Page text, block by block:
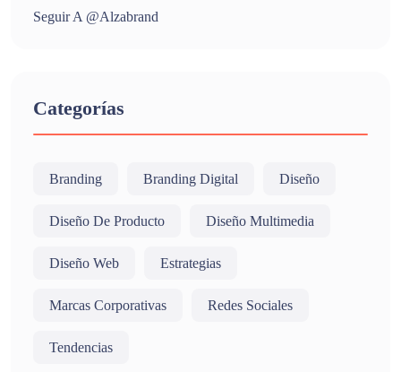
Seguir A @alzabrand
Categorías
Branding Branding Digital Diseño
Diseño De Producto Diseño Multimedia
Diseño Web Estrategias
Marcas Corporativas Redes Sociales
Tendencias